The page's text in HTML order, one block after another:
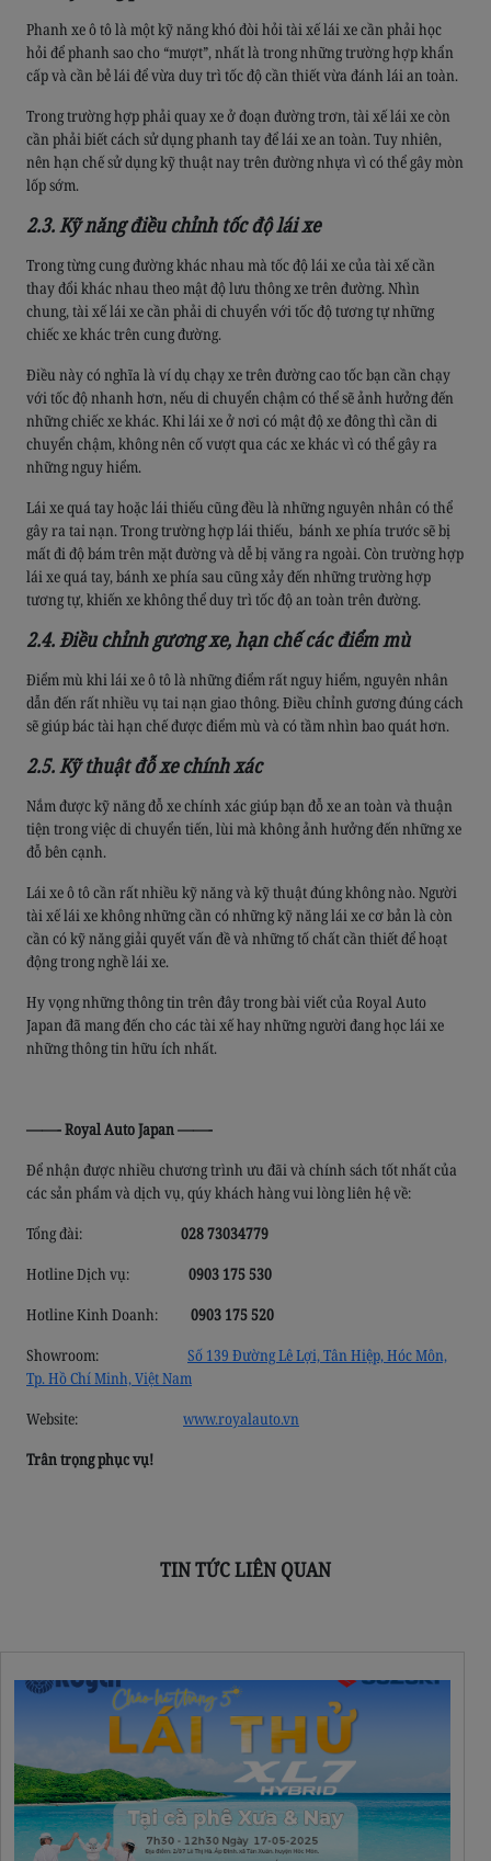
Phanh xe ô tô là một kỹ năng khó đòi hỏi tài xế lái xe cần phải học
hỏi để phanh sao cho “mượt”, nhất là trong những trường hợp khẩn
cấp và cần bẻ lái để vừa duy trì tốc độ cần thiết vừa đánh lái an toàn.
Trong trường hợp phải quay xe ở đoạn đường trơn, tài xế lái xe còn
cần phải biết cách sử dụng phanh tay để lái xe an toàn. Tuy nhiên,
nên hạn chế sử dụng kỹ thuật nay trên đường nhựa vì có thể gây mòn
lốp sớm.
2.3. Kỹ năng điều chỉnh tốc độ lái xe
Trong từng cung đường khác nhau mà tốc độ lái xe của tài xế cần
thay đổi khác nhau theo mật độ lưu thông xe trên đường. Nhìn
chung, tài xế lái xe cần phải di chuyển với tốc độ tương tự những
chiếc xe khác trên cung đường.
Điều này có nghĩa là ví dụ chạy xe trên đường cao tốc bạn cần chạy
với tốc độ nhanh hơn, nếu di chuyển chậm có thể sẽ ảnh hưởng đến
những chiếc xe khác. Khi lái xe ở nơi có mật độ xe đông thì cần di
chuyển chậm, không nên cố vượt qua các xe khác vì có thể gây ra
những nguy hiểm.
Lái xe quá tay hoặc lái thiếu cũng đều là những nguyên nhân có thể
gây ra tai nạn. Trong trường hợp lái thiếu, bánh xe phía trước sẽ bị
mất đi độ bám trên mặt đường và dễ bị văng ra ngoài. Còn trường hợp
lái xe quá tay, bánh xe phía sau cũng xảy đến những trường hợp
tương tự, khiến xe không thể duy trì tốc độ an toàn trên đường.
2.4. Điều chỉnh gương xe, hạn chế các điểm mù
Điểm mù khi lái xe ô tô là những điểm rất nguy hiểm, nguyên nhân
dẫn đến rất nhiều vụ tai nạn giao thông. Điều chỉnh gương đúng cách
sẽ giúp bác tài hạn chế được điểm mù và có tầm nhìn bao quát hơn.
2.5. Kỹ thuật đỗ xe chính xác
Nắm được kỹ năng đỗ xe chính xác giúp bạn đỗ xe an toàn và thuận
tiện trong việc di chuyển tiến, lùi mà không ảnh hưởng đến những xe
đỗ bên cạnh.
Lái xe ô tô cần rất nhiều kỹ năng và kỹ thuật đúng không nào. Người
tài xế lái xe không những cần có những kỹ năng lái xe cơ bản là còn
cần có kỹ năng giải quyết vấn đề và những tố chất cần thiết để hoạt
động trong nghề lái xe.
Hy vọng những thông tin trên đây trong bài viết của Royal Auto
Japan đã mang đến cho các tài xế hay những người đang học lái xe
những thông tin hữu ích nhất.
——- Royal Auto Japan ——-
Để nhận được nhiều chương trình ưu đãi và chính sách tốt nhất của
các sản phẩm và dịch vụ, qúy khách hàng vui lòng liên hệ về:
Tổng đài: 028 73034779
Hotline Dịch vụ: 0903 175 530
Hotline Kinh Doanh: 0903 175 520
Showroom: Số 139 Đường Lê Lợi, Tân Hiệp, Hóc Môn,
Tp. Hồ Chí Minh, Việt Nam
Website: www.royalauto.vn
Trân trọng phục vụ!
TIN TỨC LIÊN QUAN
ĐĂNG KÝ LÁI THỬ ×
tincủa Royal Auto Japan. Tôi đồng ý gửi thông tin của mình đến Royal
Auto Japan. Royal Auto Japan sẽ giữ, sử dụng và đảm bảo bảo mật
thông tin của tôi theo quy định pháp luật.